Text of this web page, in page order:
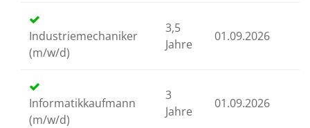
Industriemechaniker
(m/w/d)
3,5
Jahre
01.09.2026
Informatikkaufmann
(m/w/d)
3
Jahre
01.09.2026